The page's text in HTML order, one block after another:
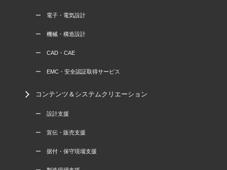
ー 電子・電気設計
ー 機械・構造設計
ー CAD・CAE
ー EMC・安全認証取得サービス
コンテンツ＆システムクリエーション
ー 設計支援
ー 宣伝・販売支援
ー 据付・保守現場支援